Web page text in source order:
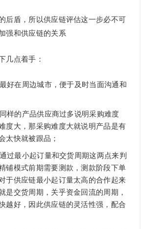
后盾，所以供应链评估这一步必不可
强和供应链的关系
几点着手：
好在周边城市，便于及时当面沟通和
样的产品供应商过多说明采购难度
度大，那采购难度大就说明产品是有
太快就被跟品；
过最小起订量和交货周期这两点来判
铺模式前期需要测款，测款阶段下单
于供应链最小起订量太高的合作起来
是交货周期，关乎资金回流的周期，
越好，因此供应链的灵活性强，配合